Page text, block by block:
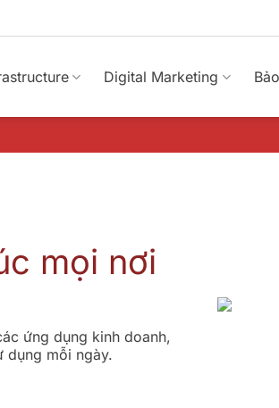
Digital Marketing
mọi nơi
ứng dụng kinh doanh,
dụng mỗi ngày.